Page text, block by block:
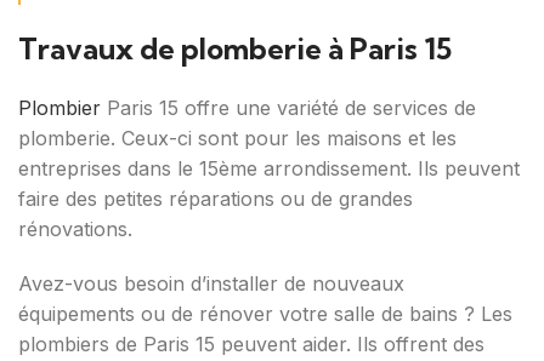
Travaux de plomberie à Paris 15
Plombier Paris 15 offre une variété de services de
plomberie. Ceux-ci sont pour les maisons et les
entreprises dans le 15ème arrondissement. Ils peuvent
faire des petites réparations ou de grandes
rénovations.
Avez-vous besoin d’installer de nouveaux
équipements ou de rénover votre salle de bains ? Les
plombiers de Paris 15 peuvent aider. Ils offrent des